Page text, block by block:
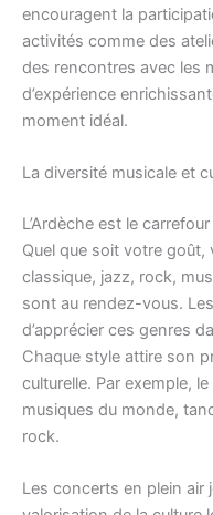
encouragent la
activités comme des
des rencontres avec les
d’expérience
moment idéal.
La diversité musicale et
L’Ardèche est le
Quel que soit votre
classique, jazz, rock,
sont au rendez-vous.
d’apprécier ces genres
Chaque style attire son
culturelle. Par exemple,
musiques du monde,
rock.
Les concerts en plein air